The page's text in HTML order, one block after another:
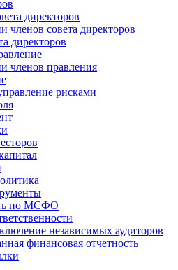
директоров
членов совета директоров
директоров
членов правления
рисками
по МСФО
независимых аудиторов
финансовая отчетность